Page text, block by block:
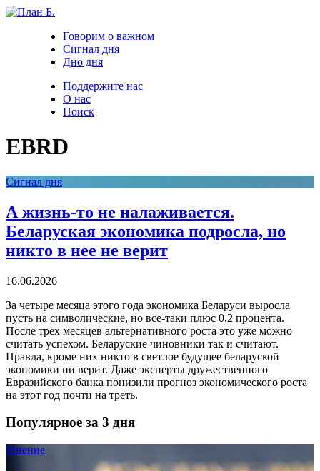
Говорим о важном
Сигнал дня
Дно дня
Поддержите нас
О нас
Поиск
EBRD
Сигнал дня
А жизнь-то не налаживается.
Беларуская экономика подросла, но
никто в нее не верит
16.06.2026
За четыре месяца этого года экономика Беларуси выросла
пусть на символические, но все-таки плюс 0,2 процента.
После трех месяцев альтернативного роста это уже можно
считать успехом. Беларуские чиновники так и считают.
Правда, кроме них никто в светлое будущее беларуской
экономики ни верит. Даже эксперты дружественного
Евразийского банка понизили прогноз экономического роста
на этот год почти на треть.
Популярное за 3 дня
Мнение